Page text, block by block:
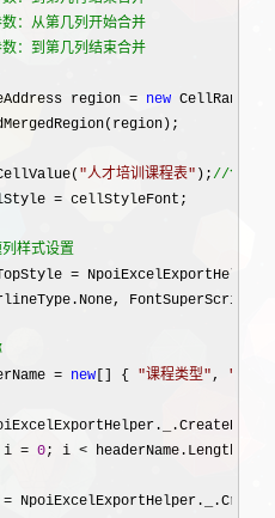
：从第几列开始合并
：到第几列结束合并
region
= new
"人才培训课程表" );//合并
=
cellStyleFont;
样式设置
=
= new [] { "课程类型", "
i = 0; i < headerName.Length;
=